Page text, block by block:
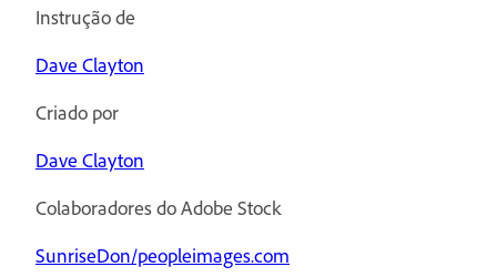
Instrução de
Dave Clayton
Criado por
Dave Clayton
Colaboradores do Adobe Stock
SunriseDon/peopleimages.com